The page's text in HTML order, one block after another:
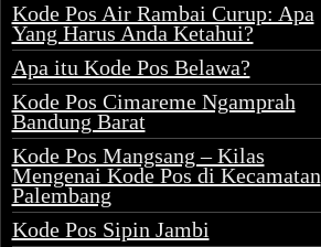
Kode Pos Air Rambai Curup: Apa
Yang Harus Anda Ketahui?
Apa itu Kode Pos Belawa?
Kode Pos Cimareme Ngamprah
Bandung Barat
Kode Pos Mangsang – Kilas
Mengenai Kode Pos di Kecamatan
Palembang
Kode Pos Sipin Jambi